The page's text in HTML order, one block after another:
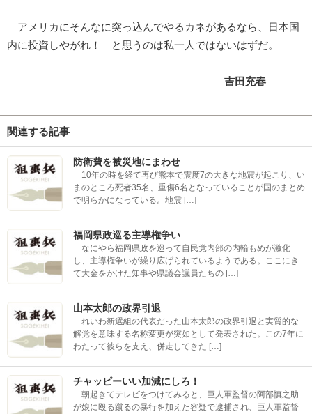
アメリカにそんなに突っ込んでやるカネがあるなら、日本国
内に投資しやがれ！ と思うのは私一人ではないはずだ。
吉田充春
関連する記事
防衛費を被災地にまわせ
10年の時を経て再び熊本で震度7の大きな地震が起こり、い
まのところ死者35名、重傷6名となっていることが国のまとめ
で明らかになっている。地震 […]
福岡県政巡る主導権争い
なにやら福岡県政を巡って自民党内部の内輪もめが激化
し、主導権争いが繰り広げられているようである。ここにき
て大金をかけた知事や県議会議員たちの […]
山本太郎の政界引退
れいわ新選組の代表だった山本太郎の政界引退と実質的な
解党を意味する名称変更が突如として発表された。この7年に
わたって彼らを支え、併走してきた […]
チャッピーいい加減にしろ！
朝起きてテレビをつけてみると、巨人軍監督の阿部慎之助
が娘に殴る蹴るの暴行を加えた容疑で逮捕され、巨人軍監督